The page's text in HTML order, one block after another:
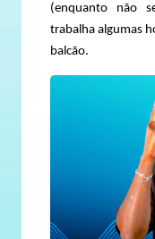
(enquanto não
trabalha algumas
balcão.